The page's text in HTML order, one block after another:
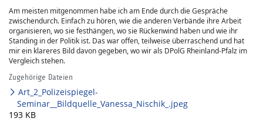
Am meisten mitgenommen habe ich am Ende durch die Gespräche
zwischendurch. Einfach zu hören, wie die anderen Verbände ihre Arbeit
organisieren, wo sie festhängen, wo sie Rückenwind haben und wie ihr
Standing in der Politik ist. Das war offen, teilweise überraschend und hat
mir ein klareres Bild davon gegeben, wo wir als DPolG Rheinland-Pfalz im
Vergleich stehen.
Zugehörige Dateien
Art_2_Polizeispiegel-
Seminar__Bildquelle_Vanessa_Nischik_.jpeg
193 KB